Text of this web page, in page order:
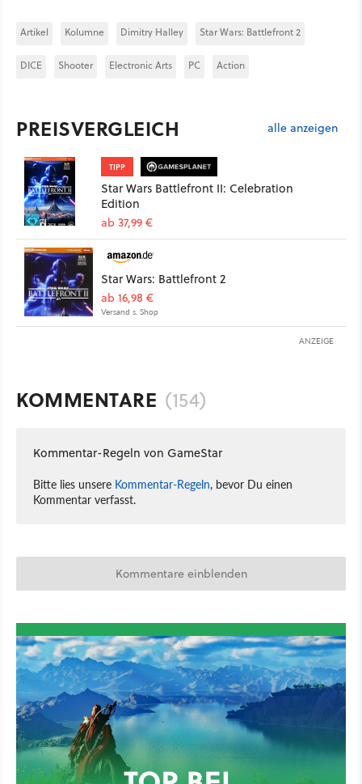
Artikel Kolumne Dimitry Halley Star Wars: Battlefront 2
DICE Shooter Electronic Arts PC Action
PREISVERGLEICH alle anzeigen
TIPP
Star Wars Battlefront II: Celebration
Edition
ab 37,99 €
Star Wars: Battlefront 2
ab 16,98 €
Versand s. Shop
ANZEIGE
KOMMENTARE (154)
Kommentar-Regeln von GameStar
Bitte lies unsere Kommentar-Regeln, bevor Du einen
Kommentar verfasst.
Kommentare einblenden